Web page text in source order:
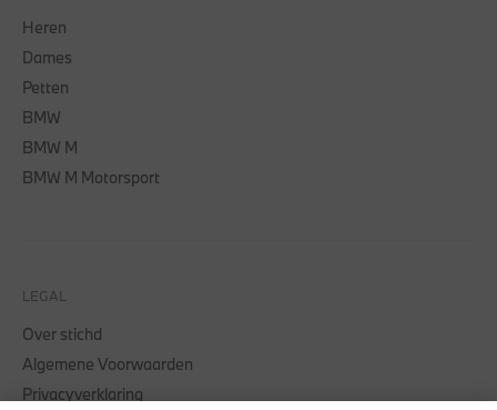
Heren
Dames
Petten
BMW
BMW M
BMW M Motorsport
LEGAL
Over stichd
Algemene Voorwaarden
Privacyverklaring